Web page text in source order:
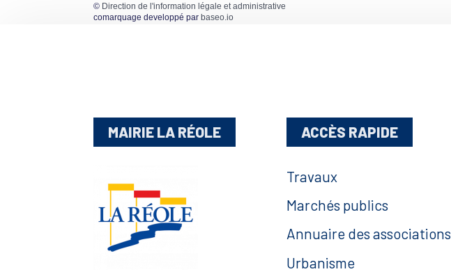
© Direction de l'information légale et administrative
comarquage developpé parbaseo.io
MAIRIE LA RÉOLE ACCÈS RAPIDE
Travaux
Marchés publics
Annuaire des associations
Urbanisme